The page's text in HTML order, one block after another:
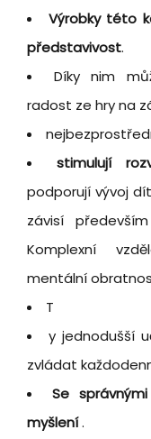
Výrobky této
představivost.
Díky nim
radost ze hry na
stimulují
podporují vývoj
závisí
Komplexní
mentální
T
y jednodušší
zvládat
Se
myšlení.